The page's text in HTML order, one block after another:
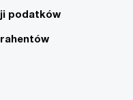
podatków